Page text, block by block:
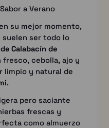
a Verano
su mejor momento,
ser todo lo
Calabacín de
fresco, cebolla, ajo y
limpio y natural de
.
pero saciante
frescas y
como almuerzo